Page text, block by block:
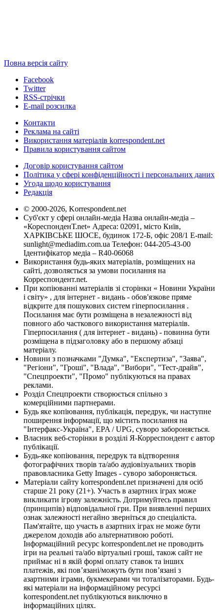
Повна версія сайту
Facebook
Twitter
RSS-стрічки
E-mail розсилка
Контакти
Реклама на сайті
Використання матеріалів korrespondent.net
Правила користування сайтом
Договір користування сайтом
Політика у сфері конфіденційності і персональних даних
Угода щодо користування
Редакція
© 2000-2026, Korrespondent.net
Суб'єкт у сфері онлайн-медіа Назва онлайн-медіа –
«КореспонденТ.net» Адреса: 02091, місто Київ,
ХАРКІВСЬКЕ ШОСЕ, будинок 172-Б, офіс 208/1 E-mail:
sunlight@mediadim.com.ua Телефон: 044-205-43-00
Ідентифікатор медіа – R40-06068
Використання будь-яких матеріалів, розміщених на
сайті, дозволяється за умови посилання на
Корреспондент.net.
При копіюванні матеріалів зі сторінки « Новини України
і світу» , для інтернет - видань - обов'язкове пряме
відкрите для пошукових систем гіперпосилання .
Посилання має бути розміщена в незалежності від
повного або часткового використання матеріалів.
Гіперпосилання ( для інтернет - видань) - повинна бути
розміщена в підзаголовку або в першому абзаці
матеріалу.
Новини з позначками "Думка", "Експертиза", "Заява",
"Регіони", "Гроші", "Влада", "Вибори", "Тест-драйв",
"Спецпроекти", "Промо" публікуються на правах
реклами.
Розділ Спецпроекти створюється спільно з
комерційними партнерами.
Будь яке копіювання, публікація, передрук, чи наступне
поширення інформації, що містить посилання на
"Інтерфакс-Україна", EPA / UPG, суворо забороняється.
Власник веб-сторінки в розділі Я-Корреспондент є автор
публікації.
Будь-яке копіювання, передрук та відтворення
фотографічних творів та/або аудіовізуальних творів
правовласника Getty Images - суворо забороняється.
Матеріали сайту korrespondent.net призначені для осіб
старше 21 року (21+). Участь в азартних іграх може
викликати ігрову залежність. Дотримуйтесь правил
(принципів) відповідальної гри. При виявленні перших
ознак залежності негайно зверніться до спеціаліста.
Пам'ятайте, що участь в азартних іграх не може бути
джерелом доходів або альтернативою роботі.
Інформаційний ресурс korrespondent.net не проводить
ігри на реальні та/або віртуальні гроші, також сайт не
приймає ні в якій формі оплату ставок та інших
платежів, які пов’язані/можуть бути пов’язані з
азартними іграми, букмекерами чи тоталізаторами. Будь-
які матеріали на інформаційному ресурсі
korrespondent.net публікуються виключно в
інформаційних цілях.